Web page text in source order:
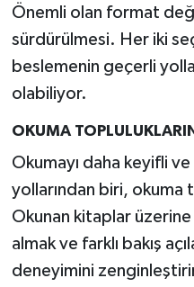
Önemli olan format
sürdürülmesi. Her iki
beslemenin geçerli
olabiliyor.
OKUMA
Okumayı daha keyifli ve
yollarından biri, okuma
Okunan kitaplar
almak ve farklı bakış
deneyimini